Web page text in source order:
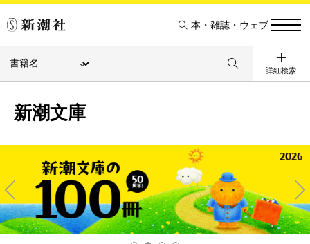
本・雑誌・ウェブ
詳細検索
新潮文庫
Pre
v
Ne
xt